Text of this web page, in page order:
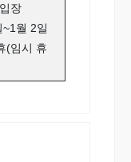
장
월 2일
(임시 휴